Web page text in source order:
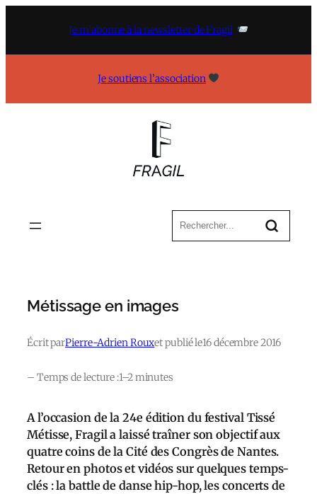
Je m’abonne à la newsletter de Fragil
Je soutiens l’association
Métissage en images
Écrit parPierre-Adrien Rouxet publié le16 décembre 2016
– Temps de lecture :1–2 minutes
A l’occasion de la 24e édition du festival Tissé
Métisse, Fragil a laissé traîner son objectif aux
quatre coins de la Cité des Congrès de Nantes.
Retour en photos et vidéos sur quelques temps-
clés : la battle de danse hip-hop, les concerts de